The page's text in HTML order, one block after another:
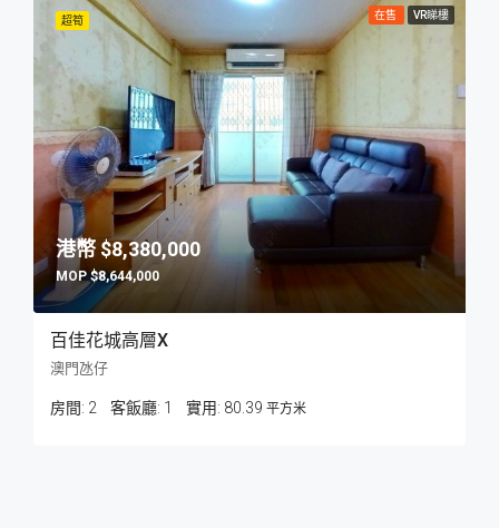
超筍 在售 VR睇樓
$8,380,000
$8,644,000
百佳花城高層X
澳門氹仔
房間: 2 客飯廳: 1 80.39 平方米